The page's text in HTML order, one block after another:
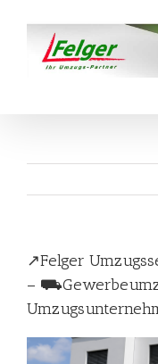
content
↗️Felger
–